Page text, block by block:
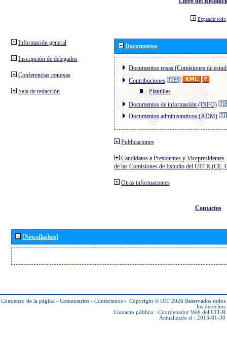
Expandir todo
Información general
Inscripción de delegados
Conferencias conexas
Sala de redacción
Documentos
Documentos rosas (Comisiones de
Contribuciones
Plantillas
Documentos de información (INFO)
Documentos administrativos (ADM)
Publicaciones
Candidatos a Presidentes y Vicepresidentes
de las Comisiones de Estudio del UIT R (CE,
Otras informaciones
Contactos
[Newsflashes]
Comienzo de la página - Comentarios - Contáctenos - Copyright © UIT 2026 Reservados todos
los derechos
Contacto público : Coordenador Web del UIT-R
Actualizado el : 2013-01-30